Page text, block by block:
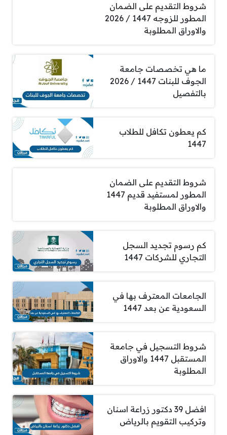
شروط التقديم على الضمان
المطور للزوجه 1447 / 2026
والاوراق المطلوبة
ما هي تخصصات جامعة
الجوف للبنات 1447 / 2026
بالتفصيل
كم يعطون تكافل للطلاب
1447
شروط التقديم على الضمان
المطور لمستفيد قديم 1447
والاوراق المطلوبة
كم رسوم تجديد السجل
التجاري للشركات 1447
الجامعات المعترف بها في
السعودية عن بعد 1447
شروط التسجيل في جامعة
المستقبل 1447 والاوراق
المطلوبة
افضل 39 دكتور زراعة اسنان
وتركيب التقويم بالرياض